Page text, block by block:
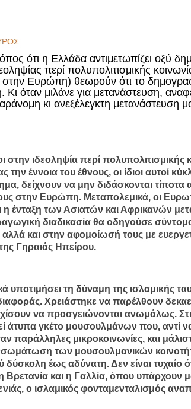
ότι η Ελλάδα αντιμετωπίζει οξύ
περί πολυπολιτισμικής
στην Ευρώπη) θεωρούν ότι το
Κι όταν μιλάνε για μετανάστευση,
κι ανεξέλεγκτη μετανάστευση
στην ιδεοληψία περί πολυπολιτισμικής
την έννοια του έθνους, οι ίδιοι αυτοί
δείχνουν να μην διδάσκονται
στην Ευρώπη. Μεταπολεμικά, οι
η ένταξη των Ασιατών και Αφρικανών
διαδικασία θα οδηγούσε
και στην αφομοίωσή τους με
Γηραιάς Ηπείρου.
υποτιμήσει τη δύναμη της ισλαμικής
Χρειάστηκε να παρέλθουν
να προσγειώνονται ανωμάλως.
άτυπα γκέτο μουσουλμάνων που, αντί
παράλληλες μικροκοινωνίες, και
των μουσουλμανικών
δύσκολη έως αδύνατη. Δεν είναι τυχαίο
και η Γαλλία, όπου υπάρχουν
ο ισλαμικός φονταμενταλισμός